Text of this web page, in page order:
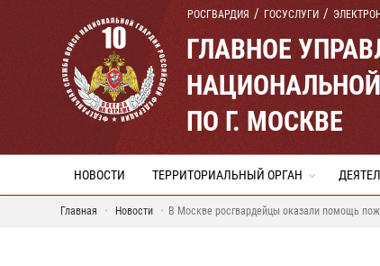
РОСГВАРДИЯ ГОСУСЛУГИ
ГЛАВНОЕ
ПО Г. МОСКВЕ
НОВОСТИ ТЕРРИТОРИАЛЬНЫЙ ОРГАН
Главная Новости В Москве росгвардейцы оказали помощь